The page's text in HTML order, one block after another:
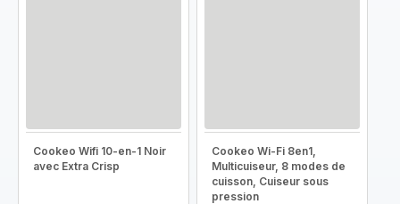
Cookeo Wifi 10-en-1 Noir
avec Extra Crisp
Cookeo Wi-Fi 8en1,
Multicuiseur, 8 modes de
cuisson, Cuiseur sous
pression